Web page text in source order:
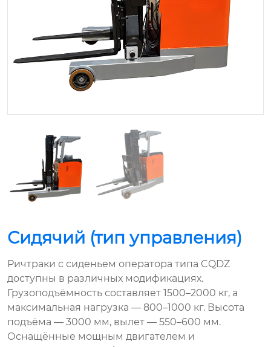
Сидячий (тип управления)
Ричтраки с сиденьем оператора типа CQDZ
доступны в различных модификациях.
Грузоподъёмность составляет 1500–2000 кг, а
максимальная нагрузка — 800–1000 кг. Высота
подъёма — 3000 мм, вылет — 550–600 мм.
Оснащённые мощным двигателем и